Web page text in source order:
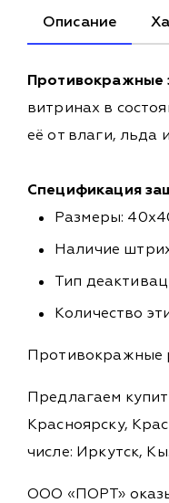
Описание
Противокражные
витринах в
её от влаги, льда
Спецификация
Размеры:
Наличие
Тип
Количество
Противокражные
Предлагаем
Красноярску,
числе: Иркутск,
ООО «ПОРТ»